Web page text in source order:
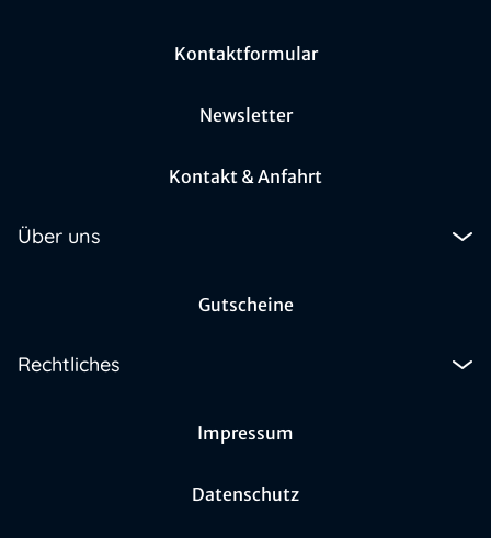
Kontaktformular
Newsletter
Kontakt & Anfahrt
Über uns
Gutscheine
Rechtliches
Impressum
Datenschutz